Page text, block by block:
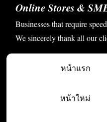
Online Stores &
Businesses that require
We sincerely thank all our
หน้าแรก
หน้าใหม่